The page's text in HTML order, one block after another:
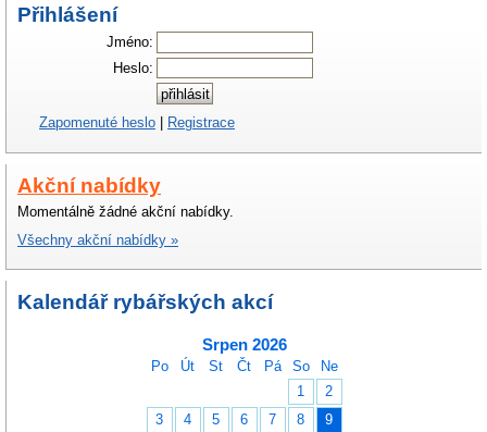
Přihlášení
Jméno:
Heslo:
Zapomenuté heslo Registrace
Akční nabídky
Momentálně žádné akční nabídky.
Všechny akční nabídky »
Kalendář rybářských akcí
Srpen 2026
Po Út St Čt Pá So
Ne
1
2
3
4 5 6 7 8
9